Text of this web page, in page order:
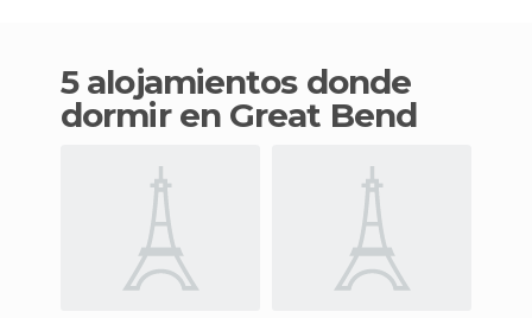
5 alojamientos donde
dormir en Great Bend